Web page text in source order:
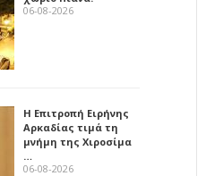
06-08-2026
Η Επιτροπή Ειρήνης
Αρκαδίας τιμά τη
μνήμη της Χιροσίμα
…
06-08-2026